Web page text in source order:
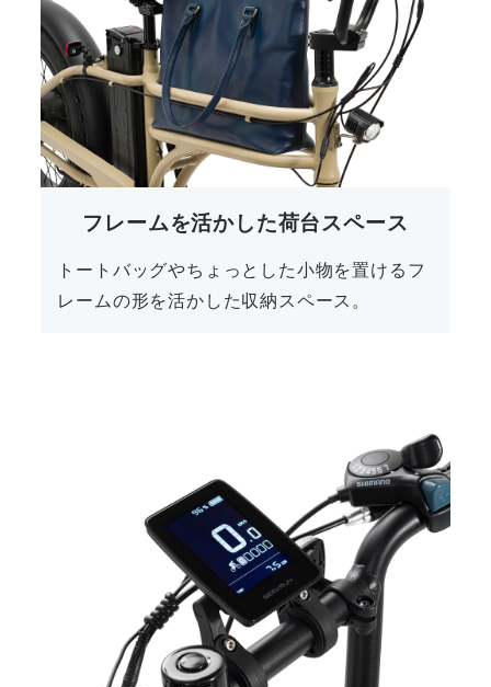
フレームを活かした荷台スペース
トートバッグやちょっとした小物を置けるフ
レームの形を活かした収納スペース。